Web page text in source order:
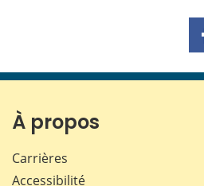
À propos
Carrières
Accessibilité